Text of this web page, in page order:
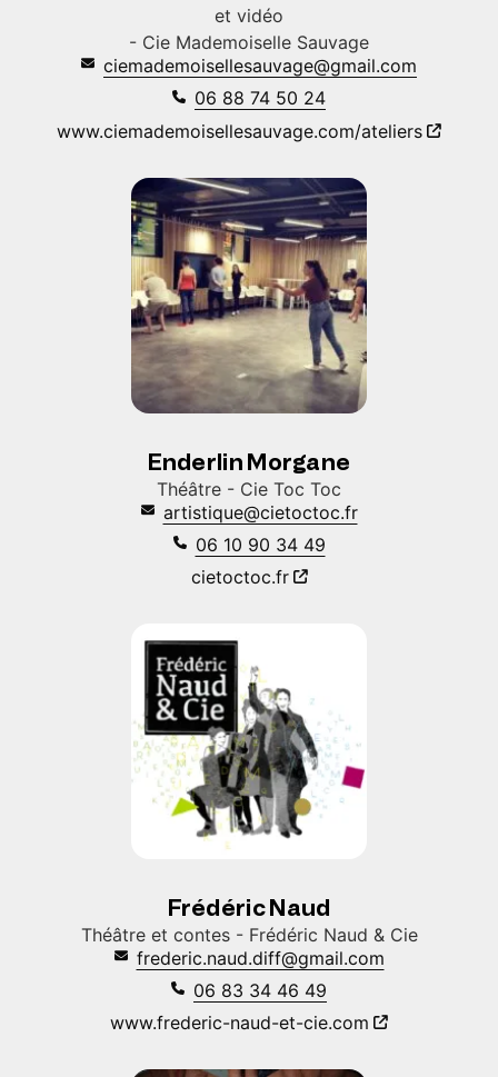
et vidéo
- Cie Mademoiselle Sauvage
ciemademoisellesauvage@gmail.com
06 88 74 50 24
www.ciemademoisellesauvage.com/ateliers
Enderlin Morgane
Théâtre - Cie Toc Toc
artistique@cietoctoc.fr
06 10 90 34 49
cietoctoc.fr
Frédéric Naud
Théâtre et contes - Frédéric Naud & Cie
frederic.naud.diff@gmail.com
06 83 34 46 49
www.frederic-naud-et-cie.com